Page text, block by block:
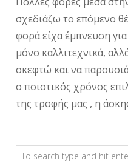
σχεδιάζω το επόμενο
φορά είχα έμπνευση
μόνο καλλιτεχνικά,
σκεφτώ και να
ο ποιοτικός χρόνος
της τροφής μας , η